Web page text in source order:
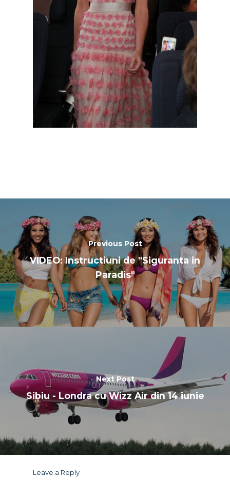
Previous Post
VIDEO: Instructiuni de "Siguranta in
Paradis"
Next Post
Sibiu - Londra cu Wizz Air din 14 iunie
Leave a Reply